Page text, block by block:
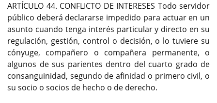
ARTÍCULO 44. CONFLICTO DE INTERESES Todo servidor
público deberá declararse impedido para actuar en un
asunto cuando tenga interés particular y directo en su
regulación, gestión, control o decisión, o lo tuviere su
cónyuge, compañero o compañera permanente, o
algunos de sus parientes dentro del cuarto grado de
consanguinidad, segundo de afinidad o primero civil, o
su socio o socios de hecho o de derecho.